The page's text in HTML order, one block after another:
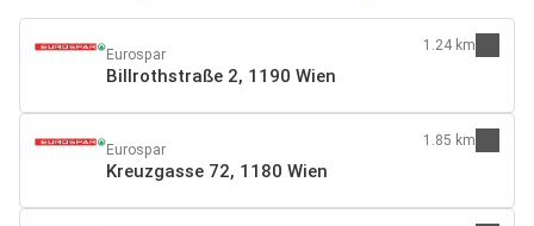
Eurospar
Billrothstraße 2, 1190 Wien
1.24 km
Eurospar
Kreuzgasse 72, 1180 Wien
1.85 km